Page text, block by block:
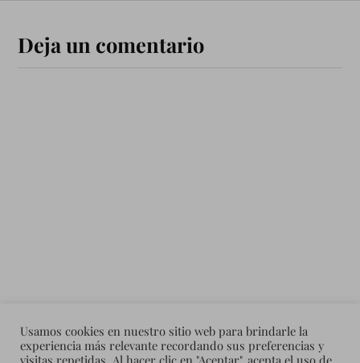
Deja un comentario
Usamos cookies en nuestro sitio web para brindarle la
experiencia más relevante recordando sus preferencias y
visitas repetidas. Al hacer clic en "Aceptar", acepta el uso de